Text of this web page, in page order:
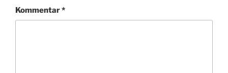
Kommentar*